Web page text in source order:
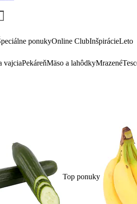
ponukyOnline ClubInšpirácieLeto
vajciaPekáreňMäso a lahôdkyMrazené
Top ponuky